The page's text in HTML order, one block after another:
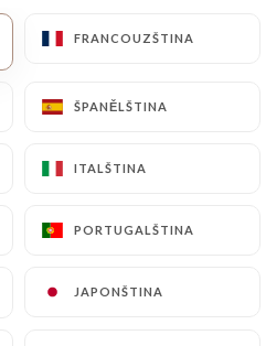
CS
FRANCOUZŠTINA
ŠPANĚLŠTINA
ITALŠTINA
PORTUGALŠTINA
JAPONŠTINA
FRANCOUZŠTINA
ŠPANĚLŠTINA
ITALŠTINA
PORTUGALŠTINA
JAPONŠTINA